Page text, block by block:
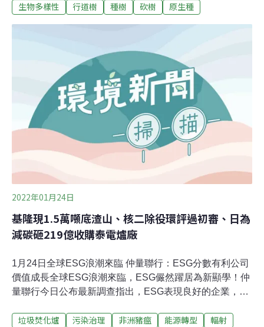
指示下，成立「全國種樹諮詢中心」，結合大學森林系，
種、種回原生樹種，使台灣無論公園、校園及行道樹都發
揮降溫減碳功能。一條專線結合大學森林系專家 「全國種
樹諮詢中心」要你會種樹，還要會照顧「公園行道樹過去
因重視景觀美化，而缺乏森林經營的視野；其實公園路
樹、校樹，都是都市林的一環，面對極端氣候也是吸存吐
納水源、降溫減災等功能的關鍵。」農委會林試所長曾彥
學接受專訪時表示，當行政院宣示2050年達到淨零碳排目
標，全國種樹諮詢中心的成立，剛好提供專業協助，期待
帶來變革與提升森林經營格局。全國種樹諮詢中心種
生物多樣性 行道樹 種樹 砍樹 原生種
2022年01月24日
基隆現1.5萬噸底渣山、核二除役環評過初審、日為
減碳砸219億收購泰電爐廠
1月24日全球ESG浪潮來臨 仲量聯行：ESG分數有利公司
價值成長全球ESG浪潮來臨，ESG儼然躍居為新顯學！仲
量聯行今日公布最新調查指出，ESG表現良好的企業，信
企業發展，ESG分數更有利於公司價值成長；調查顯示，
垃圾焚化爐 污染治理 非洲豬瘟 能源轉型
輻射